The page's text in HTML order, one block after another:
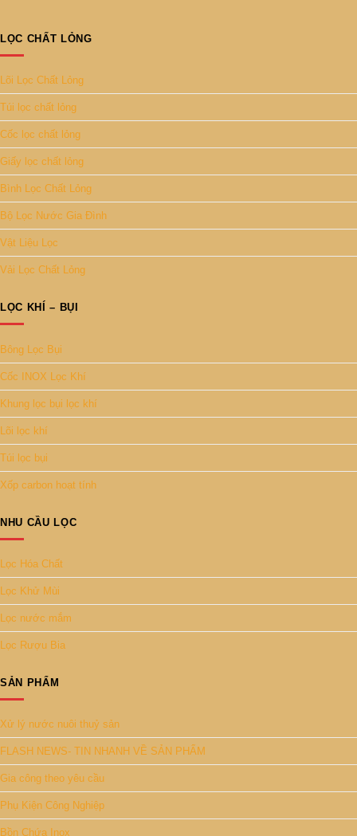
LỌC CHẤT LỎNG
Lõi Lọc Chất Lỏng
Túi lọc chất lỏng
Cốc lọc chất lỏng
Giấy lọc chất lỏng
Bình Lọc Chất Lỏng
Bộ Lọc Nước Gia Đình
Vật Liệu Lọc
Vải Lọc Chất Lỏng
LỌC KHÍ – BỤI
Bông Lọc Bụi
Cốc INOX Lọc Khí
Khung lọc bụi lọc khí
Lõi lọc khí
Túi lọc bụi
Xốp carbon hoạt tính
NHU CẦU LỌC
Lọc Hóa Chất
Lọc Khử Mùi
Lọc nước mắm
Lọc Rượu Bia
SẢN PHẨM
Xử lý nước nuôi thuỷ sản
FLASH NEWS- TIN NHANH VỀ SẢN PHẨM
Gia công theo yêu cầu
Phụ Kiện Công Nghiệp
Bồn Chứa Inox